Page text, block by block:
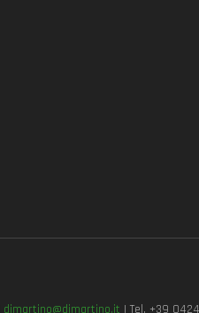
dimartino@dimartino.it | Tel. +39